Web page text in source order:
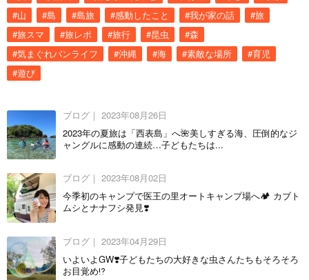
#山
#島 #島旅 #感動したこと #我が家の話
#旅
#旅スマ
#旅レポ #旅行 #昆虫
#森
#気まぐれバンライフ
#沖縄 #海 #素敵な場所
#育児
#遊び
ブログ｜2023年08月26日
2023年の夏旅は「西表島」へ🌺美しすぎる海、圧倒的なジ
ャングルに感動の連続…子どもたちは...
ブログ｜2023年08月02日
今季初のキャンプで医王の里オートキャンプ場へ🏕 カブト
ムシとナナフシ発見❣️
ブログ｜2023年04月29日
いよいよGW❣️子どもたちの大好きな虫さんたちもそろそろ
お目覚め⁉️